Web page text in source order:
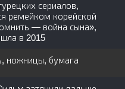
сериалов,
ремейком корейской
— война сына»,
в 2015
ножницы, бумага